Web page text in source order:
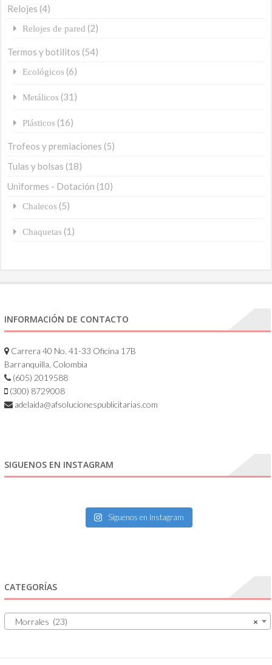
Relojes (4)
Relojes de pared (2)
Termos y botilitos (54)
Ecológicos (6)
Metálicos (31)
Plásticos (16)
Trofeos y premiaciones (5)
Tulas y bolsas (18)
Uniformes - Dotación (10)
Chalecos (5)
Chaquetas (1)
INFORMACIÓN DE CONTACTO
Carrera 40 No. 41-33 Oficina 17B
Barranquilla, Colombia
(605) 2019588
(300) 8729008
adelaida@afsolucionespublicitarias.com
SIGUENOS EN INSTAGRAM
Síguenos en Instagram
CATEGORÍAS
×
Morrales (23)